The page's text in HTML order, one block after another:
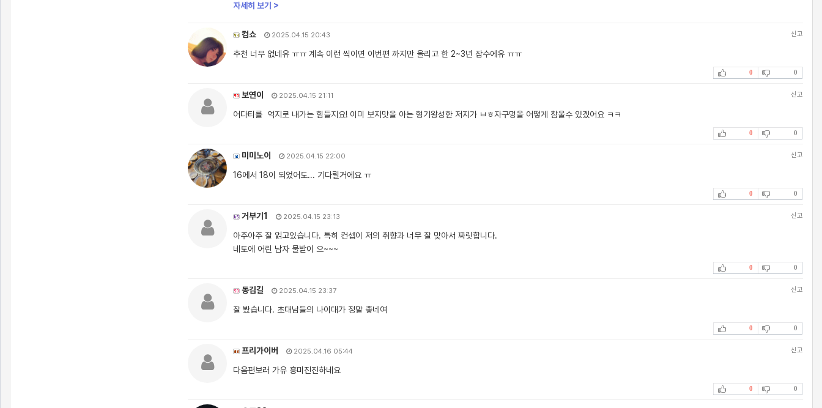
자세히 보기 >
컴쇼 2025.04.15 20:43 신고
추천 너무 없네유 ㅠㅠ 계속 이런 씩이면 이번편 까지만 올리고 한 2~3년 잠수에유 ㅠㅠ
0 0
보연이 2025.04.15 21:11 신고
어다티를 억지로 내가는 힘들지요! 이미 보지맛을 아는 형기왕성한 저지가 ㅂㅎ자구멍을 어떻게 참울수 있겠어요 ㅋㅋ
0 0
미미노이 2025.04.15 22:00 신고
16에서 18이 되었어도... 기다릴거에요 ㅠ
0 0
거부기1 2025.04.15 23:13 신고
아주아주 잘 읽고있습니다. 특히 컨셉이 저의 취향과 너무 잘 맞아서 짜릿합니다.
네토에 어린 남자 물받이 으~~~
0 0
동김길 2025.04.15 23:37 신고
잘 봤습니다. 초대남들의 나이대가 정말 좋네여
0 0
프리가이버 2025.04.16 05:44 신고
다음편보러 가유 흥미진진하네요
0 0